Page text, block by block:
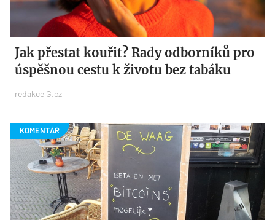
Jak přestat kouřit? Rady odborníků pro
úspěšnou cestu k životu bez tabáku
redakce G.cz